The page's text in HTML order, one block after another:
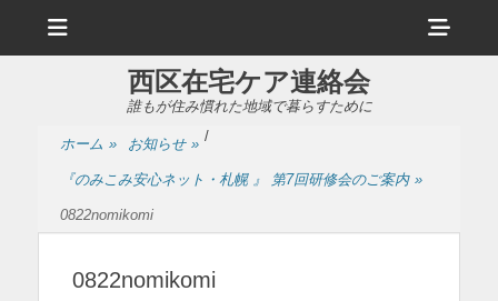
ュ
ヘ
ッ
ド
西区在宅ケア連絡会
誰もが住み慣れた地域で暮らすために
ホーム » お知らせ » /
『のみこみ安心ネット・札幌 』 第7回研修会のご案内 »
0822nomikomi
0822nomikomi